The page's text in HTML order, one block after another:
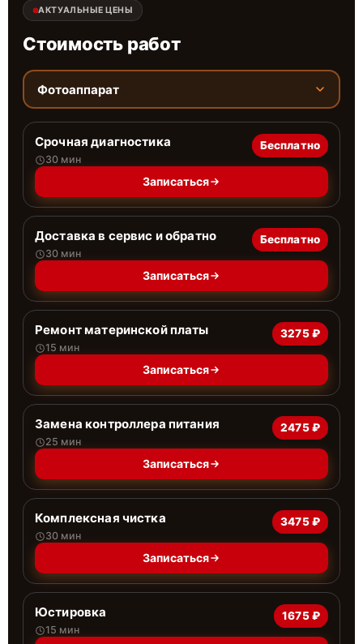
АКТУАЛЬНЫЕ ЦЕНЫ
Стоимость работ
Фотоаппарат
Срочная диагностика
30 мин
Бесплатно
Записаться
Доставка в сервис и обратно
30 мин
Бесплатно
Записаться
Ремонт материнской платы
15 мин
3275 ₽
Записаться
Замена контроллера питания
25 мин
2475 ₽
Записаться
Комплексная чистка
30 мин
3475 ₽
Записаться
Юстировка
15 мин
1675 ₽